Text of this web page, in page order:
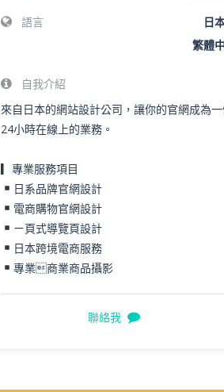
語言
日
繁體
自我介紹
來自日本的網站設計公司，讓你的官網成為
24小時在線上的業務。
▎專業服務項目
日系品牌官網設計
電商購物官網設計
ㄧ頁式導覽頁設計
日本跨境電商服務
專業商業商品攝影
聯絡我